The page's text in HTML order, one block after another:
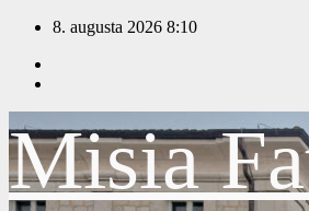
Prejsť
obsah
8. augusta 2026 8:10
Misia